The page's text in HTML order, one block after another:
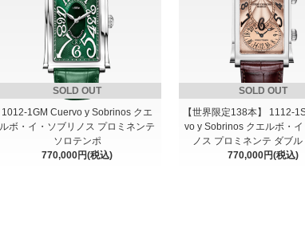
SOLD OUT
1012-1GM Cuervo y Sobrinos クエ
ルボ・イ・ソブリノス プロミネンテ
ソロテンポ
770,000円(税込)
SOLD OUT
【世界限定138本】 1112-
vo y Sobrinos クエルボ・イ
ノス プロミネンテ ダブル
770,000円(税込)